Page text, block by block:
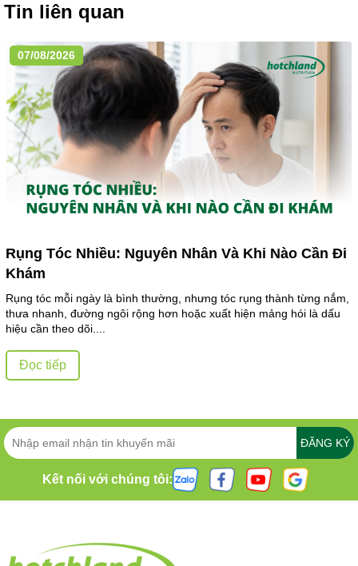
Tin liên quan
07/08/2026
Rụng Tóc Nhiều: Nguyên Nhân Và Khi Nào Cần Đi
Khám
Rụng tóc mỗi ngày là bình thường, nhưng tóc rụng thành từng nắm,
thưa nhanh, đường ngôi rộng hơn hoặc xuất hiện mảng hói là dấu
hiệu cần theo dõi....
Đọc tiếp
ĐĂNG KÝ
Kết nối với chúng tôi: